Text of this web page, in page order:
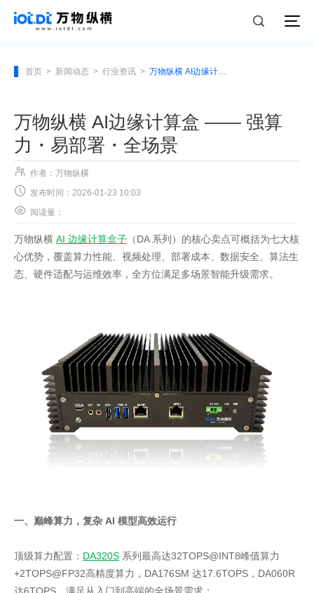
首页 > 新闻动态 > 行业资讯 > 万物纵横 AI边缘计算盒 —— 强算力・易部署・全场景
万物纵横 AI边缘计算盒 —— 强算
力・易部署・全场景
 作者：万物纵横
 发布时间：2026-01-23 10:03
 阅读量：
万物纵横 AI 边缘计算盒子 （DA 系列）的核心卖点可概括为七大核
心优势，覆盖算力性能、视频处理、部署成本、数据安全、算法生
态、硬件适配与运维效率，全方位满足多场景智能升级需求。
一、巅峰算力，复杂 AI 模型高效运行
顶级算力配置： DA320S 系列最高达32TOPS@INT8峰值算力
+2TOPS@FP32高精度算力，DA176SM 达17.6TOPS，DA060R